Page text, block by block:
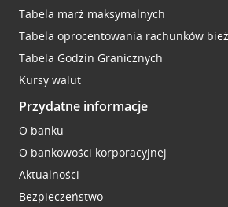
Tabela marż maksymalnych
Tabela oprocentowania rachunków
Tabela Godzin Granicznych
Kursy walut
Przydatne informacje
O banku
O bankowości korporacyjnej
Aktualności
Bezpieczeństwo